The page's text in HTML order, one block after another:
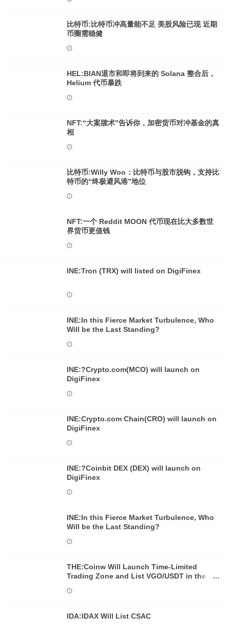
比特币:比特币冲高量能不足 美股风险已现 近期
币圈需稳健
HEL:BIAN退市和即将到来的 Solana 整合后，
Helium 代币暴跌
NFT:“大案牍术”告诉你，加密货币对冲基金的真
相
比特币:Willy Woo：比特币与股市脱钩，支持比
特币的“终极避风港”地位
NFT:一个 Reddit MOON 代币现在比大多数世
界货币更值钱
INE:Tron (TRX) will listed on DigiFinex
INE:In this Fierce Market Turbulence, Who
Will be the Last Standing?
INE:?Crypto.com(MCO) will launch on
DigiFinex
INE:Crypto.com Chain(CRO) will launch on
DigiFinex
INE:?Coinbit DEX (DEX) will launch on
DigiFinex
INE:In this Fierce Market Turbulence, Who
Will be the Last Standing?
THE:Coinw Will Launch Time-Limited
Trading Zone and List VGO/USDT in the
IDA:IDAX Will List CSAC